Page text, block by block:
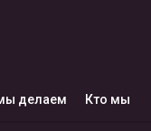
делаем Кто мы